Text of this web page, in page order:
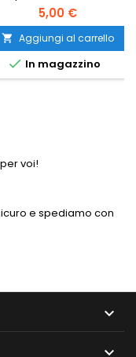
alimentazione affidabile
qualsiasi hop-up.
1000 colpi per hi-cap,
a gas e caricatori
Garanzia di non
tiro diretto.
5,00 €
 Aggiungi al carrello
 In magazzino
voi!
e spediamo con

